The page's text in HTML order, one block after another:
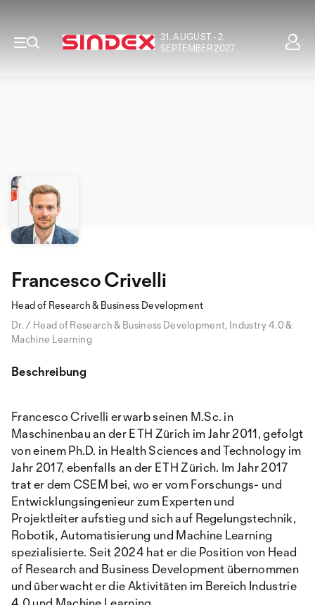
31. AUGUST - 2.
SEPTEMBER 2027
Francesco Crivelli
Head of Research & Business Development
Dr. / Head of Research & Business Development, Industry 4.0 &
Machine Learning
Beschreibung
Francesco Crivelli erwarb seinen M.Sc. in
Maschinenbau an der ETH Zürich im Jahr 2011, gefolgt
von einem Ph.D. in Health Sciences and Technology im
Jahr 2017, ebenfalls an der ETH Zürich. Im Jahr 2017
trat er dem CSEM bei, wo er vom Forschungs- und
Entwicklungsingenieur zum Experten und
Projektleiter aufstieg und sich auf Regelungstechnik,
Robotik, Automatisierung und Machine Learning
spezialisierte. Seit 2024 hat er die Position von Head
of Research and Business Development übernommen
und überwacht er die Aktivitäten im Bereich Industrie